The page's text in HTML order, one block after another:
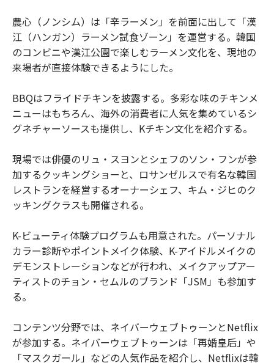
農心（ノンシム）は「辛ラーメン」を前面に出して「漢
江（ハンガン）ラーメン試食ゾーン」を運営する。韓国
のコンビニや漢江公園で楽しむラーメン文化を、現地の
来場者が直接体験できるようにした。
BBQはフライドチキンを披露する。多彩な味のチキンメ
ニューはもちろん、海外の消費者に人気を集めているシ
グネチャーソースも提供し、Kチキン文化を紹介する。
現場では俳優のリュ・スヨンとシェフのソン・フンが参
加するクッキングショーと、ロサンゼルスで有名な韓国
レストランを経営するオーナーシェフ、キム・ジヒのク
ッキングクラスも開催される。
K-ビューティ体験プログラムも用意された。パーソナル
カラー診断やポイントメイク体験、K-アイドルメイクの
デモンストレーションなどが行われ、メイクアップアー
ティストのチョン・セムルのブランド「JSM」も参加す
る。
コンテンツ分野では、ネイバーウェブトゥーンとNetflix
が参加する。ネイバーウェブトゥーンは「再婚皇后」や
「マスクガール」などの人気作品を紹介し、Netflixは韓